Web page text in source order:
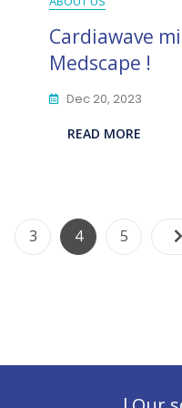
Cardiawave
Medscape !
Dec 20, 2023
READ MORE
Posts
Page
3 Page
4 Page
5